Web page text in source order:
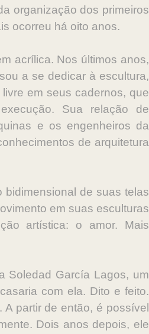
organização dos primeiros
ocorreu há oito anos.
acrílica. Nos últimos anos,
a se dedicar à escultura,
em seus cadernos, que
Sua relação de
e os engenheiros da
de arquitetura
de suas telas
em suas esculturas
artística: o amor. Mais
Soledad García Lagos, um
com ela. Dito e feito.
partir de então, é possível
Dois anos depois, ele